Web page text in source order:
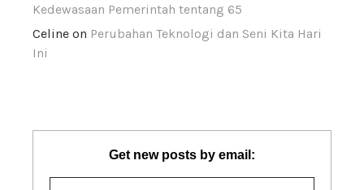
Kedewasaan Pemerintah tentang 65
Celine on Perubahan Teknologi dan Seni Kita Hari
Ini
Get new posts by email: